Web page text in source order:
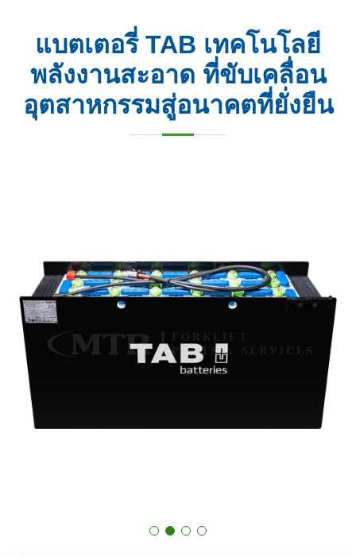
แบตเตอรี่ TAB เทคโนโลยี
พลังงานสะอาด ที่ขับเคลื่อน
อุตสาหกรรมสู่อนาคตที่ยั่งยืน